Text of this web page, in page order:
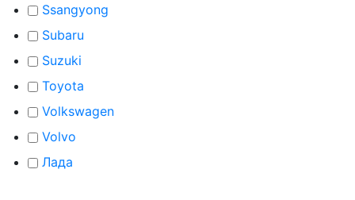
Ssangyong
Subaru
Suzuki
Toyota
Volkswagen
Volvo
Лада